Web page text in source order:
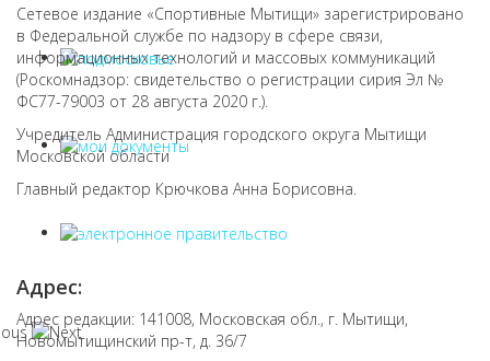
Сетевое издание «Спортивные Мытищи» зарегистрировано
в Федеральной службе по надзору в сфере связи,
информационных технологий и массовых коммуникаций
(Роскомнадзор: свидетельство о регистрации сирия Эл №
ФС77-79003 от 28 августа 2020 г.).
Учредитель Администрация городского округа Мытищи
Московской области
Главный редактор Крючкова Анна Борисовна.
Адрес:
Адрес редакции: 141008, Московская обл., г. Мытищи,
Новомытищинский пр-т, д. 36/7